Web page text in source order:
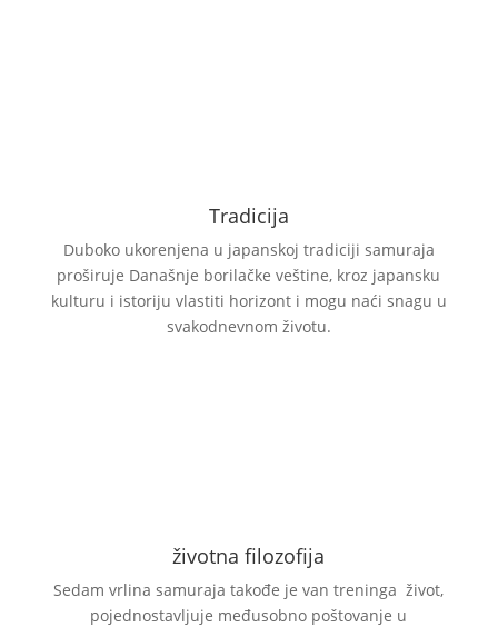
Tradicija
Duboko ukorenjena u japanskoj tradiciji samuraja
proširuje Današnje borilačke veštine, kroz japansku
kulturu i istoriju vlastiti horizont i mogu naći snagu u
svakodnevnom životu.
životna filozofija
Sedam vrlina samuraja takođe je van treninga život,
pojednostavljuje međusobno poštovanje u